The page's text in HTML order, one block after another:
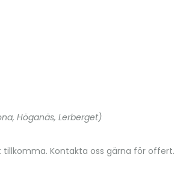
Höganäs, Lerberget)
Kontakta oss gärna för offert.